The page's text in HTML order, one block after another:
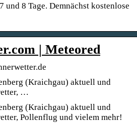
8 Tage. Demnächst kostenlose
| Meteored
(Kraichgau) aktuell und
…
(Kraichgau) aktuell und
Pollenflug und vielem mehr!